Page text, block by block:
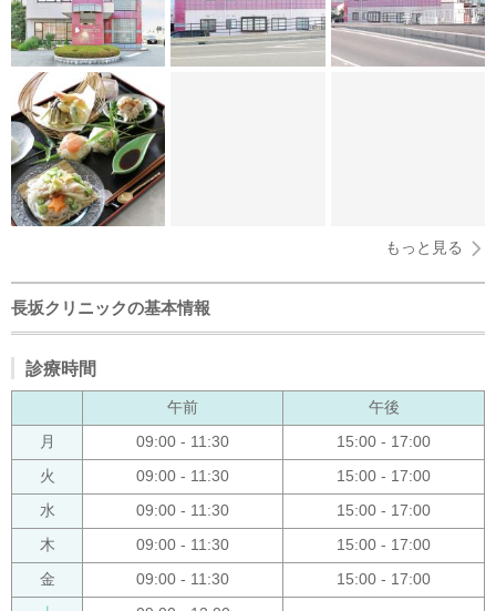
もっと見る
長坂クリニックの基本情報
診療時間
午前 午後
月 09:00 - 11:30 15:00 - 17:00
火 09:00 - 11:30 15:00 - 17:00
水 09:00 - 11:30 15:00 - 17:00
木 09:00 - 11:30 15:00 - 17:00
金 09:00 - 11:30 15:00 - 17:00